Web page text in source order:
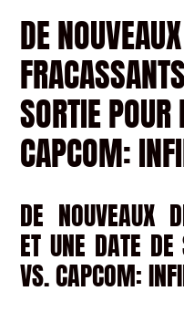
DE
SORTIE
CAPCOM:
DE NOUVEAUX
ET UNE DATE
VS. CAPCOM: